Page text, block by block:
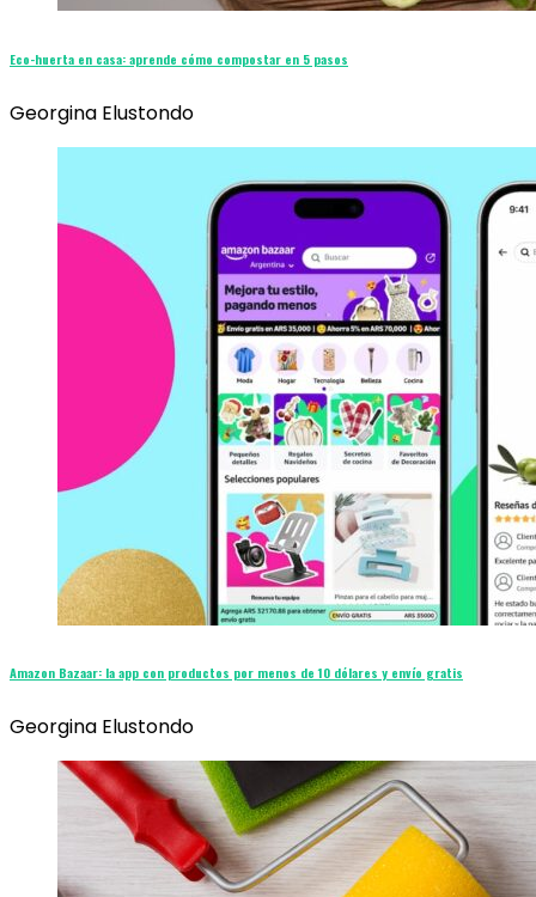
Eco-huerta en casa: aprende cómo compostar en 5 pasos
Georgina Elustondo
Amazon Bazaar: la app con productos por menos de 10 dólares y envío gratis
Georgina Elustondo